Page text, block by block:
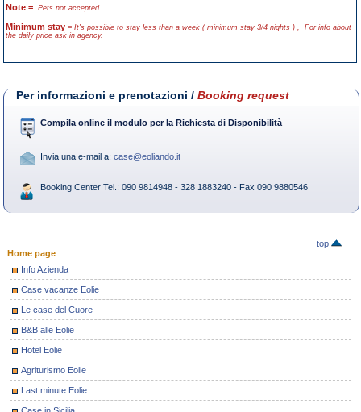
Note =Pets not accepted
Minimum stay= It's possible to stay less than a week ( minimum stay 3/4 nights ) , For info about
the daily price ask in agency.
Per informazioni e prenotazioni /Booking request
Compila online il modulo per la Richiesta di Disponibilità
Invia una e-mail a:case@eoliando.it
Booking Center Tel.: 090 9814948 - 328 1883240 - Fax 090 9880546
top
Home page
Info Azienda
Case vacanze Eolie
Le case del Cuore
B&B alle Eolie
Hotel Eolie
Agriturismo Eolie
Last minute Eolie